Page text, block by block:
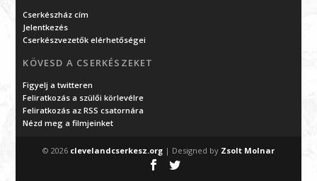
Cserkészház cím
Jelentkezés
Cserkészvezetők elérhetőségei
KÖVESD A CSERKÉSZEKET
Figyelj a twitteren
Feliratkozás a szülői körlevélre
Feliratkozás az RSS csatornára
Nézd meg a filmjeinket
© 2026 clevelandcserkesz.org| Designed by Zsolt Molnar